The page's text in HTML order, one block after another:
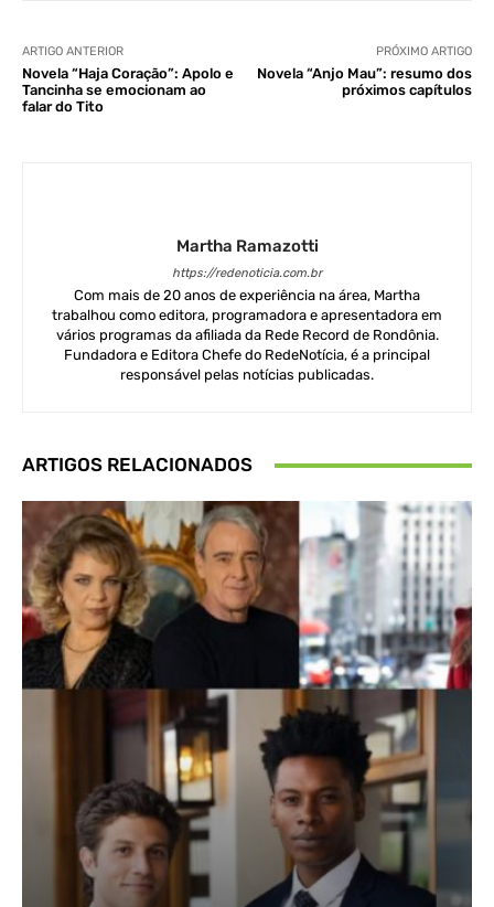
ARTIGO ANTERIOR
Novela “Haja Coração”: Apolo e
Tancinha se emocionam ao
falar do Tito
PRÓXIMO ARTIGO
Novela “Anjo Mau”: resumo dos
próximos capítulos
Martha Ramazotti
https://redenoticia.com.br
Com mais de 20 anos de experiência na área, Martha
trabalhou como editora, programadora e apresentadora em
vários programas da afiliada da Rede Record de Rondônia.
Fundadora e Editora Chefe do RedeNotícia, é a principal
responsável pelas notícias publicadas.
ARTIGOS RELACIONADOS